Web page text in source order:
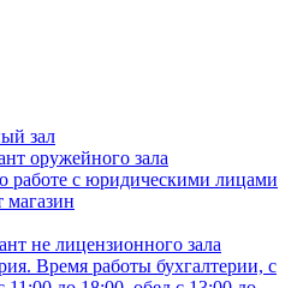
зал
оружейного зала
работе с юридическими лицами
магазин
не лицензионного зала
Время работы бухгалтерии, с